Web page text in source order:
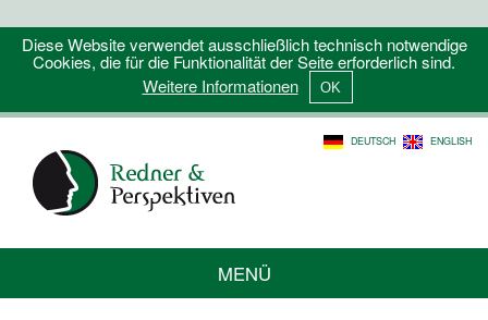
Diese Website verwendet ausschließlich technisch notwendige
Cookies, die für die Funktionalität der Seite erforderlich sind.
Weitere Informationen
DEUTSCH ENGLISH
MENÜ